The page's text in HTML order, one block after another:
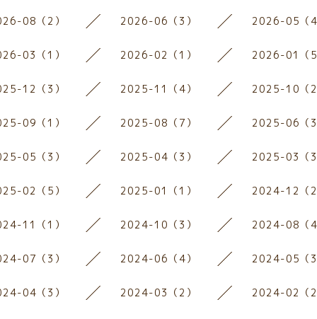
08（2） 2026-06（3） 2026-05（4
03（1） 2026-02（1） 2026-01（5
12（3） 2025-11（4） 2025-10（2
09（1） 2025-08（7） 2025-06（3
05（3） 2025-04（3） 2025-03（3
02（5） 2025-01（1） 2024-12（2
11（1） 2024-10（3） 2024-08（4
07（3） 2024-06（4） 2024-05（3
04（3） 2024-03（2） 2024-02（2